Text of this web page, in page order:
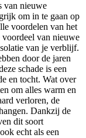
van nieuwe
om in te gaan op
voordelen van het
van nieuwe
van je verblijf.
door de jaren
schade is een
en tocht. Wat over
om alles warm en
verloren, de
Dankzij de
dit soort
echt als een